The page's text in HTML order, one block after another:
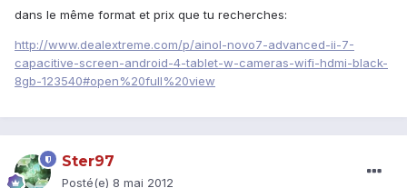
dans le même format et prix que tu recherches:
http://www.dealextreme.com/p/ainol-novo7-advanced-ii-7-
capacitive-screen-android-4-tablet-w-cameras-wifi-hdmi-black-
8gb-123540#open%20full%20view
Ster97
Posté(e) 8 mai 2012